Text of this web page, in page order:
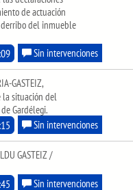
de actuación
del inmueble
Sin intervenciones
GASTEIZ,
la situación del
Gardélegi.
Sin intervenciones
GASTEIZ /
Sin intervenciones